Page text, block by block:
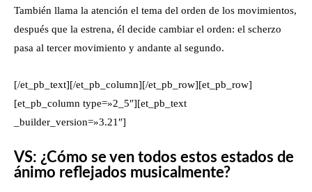
También llama la atención el tema del orden de los movimientos,
después que la estrena, él decide cambiar el orden: el scherzo
pasa al tercer movimiento y andante al segundo.
[/et_pb_text][/et_pb_column][/et_pb_row][et_pb_row]
[et_pb_column type=»2_5″][et_pb_text
_builder_version=»3.21″]
VS: ¿Cómo se ven todos estos estados de
ánimo reflejados musicalmente?